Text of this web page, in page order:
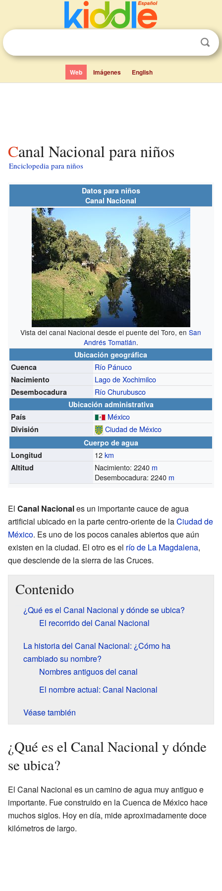
Web Imágenes English
Canal Nacional para niños
Enciclopedia para niños
Datos para niños
Canal Nacional
Vista del canal Nacional desde el puente del Toro, enSan
Andrés Tomatlán.
Ubicación geográfica
Cuenca
Río Pánuco
Nacimiento Lago de Xochimilco
Desembocadura Río Churubusco
Ubicación administrativa
País
México
División Ciudad de México
Cuerpo de agua
Longitud
12km
Altitud Nacimiento: 2240 m
Desembocadura: 2240 m
El Canal Nacionales un importante cauce de agua
artificial ubicado en la parte centro-oriente de laCiudad de
México. Es uno de los pocos canales abiertos que aún
existen en la ciudad. El otro es el río de La Magdalena,
que desciende de la sierra de las Cruces.
Contenido
¿Qué es el Canal Nacional y dónde se ubica?
El recorrido del Canal Nacional
La historia del Canal Nacional: ¿Cómo ha
cambiado su nombre?
Nombres antiguos del canal
El nombre actual: Canal Nacional
Véase también
¿Qué es el Canal Nacional y dónde
se ubica?
El Canal Nacional es un camino de agua muy antiguo e
importante. Fue construido en la Cuenca de México hace
muchos siglos. Hoy en día, mide aproximadamente doce
kilómetros de largo.